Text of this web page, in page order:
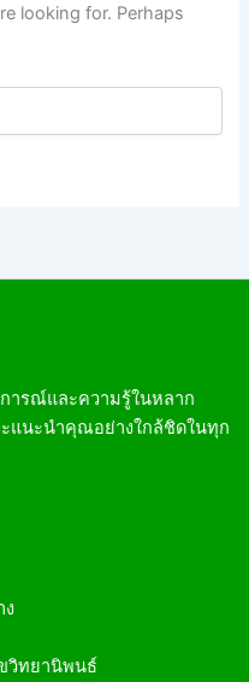
looking for. Perhaps
ารณ์และความรู้ในหลาก
แนะนำคุณอย่างใกล้ชิดในทุก
วิทยานิพนธ์